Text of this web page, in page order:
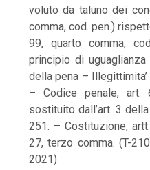
voluto da taluno dei
comma, cod. pen.)
99, quarto comma,
principio di uguaglianza
della pena –
– Codice penale, art.
sostituito dall’art. 3
251. – Costituzione,
27, terzo comma. (T-
2021)